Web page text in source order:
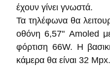
έχουν γίνει γνωστά.
Τα τηλέφωνα θα
οθόνη 6,57" Amoled
φόρτιση 66W. Η
κάμερα θα είναι 32 Mpx.